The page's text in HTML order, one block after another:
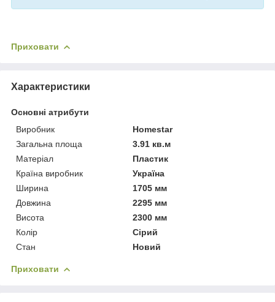
Приховати
Характеристики
Основні атрибути
Виробник
Homestar
Загальна площа
3.91 кв.м
Матеріал
Пластик
Країна виробник
Україна
Ширина
1705 мм
Довжина
2295 мм
Висота
2300 мм
Колір
Сірий
Стан
Новий
Приховати